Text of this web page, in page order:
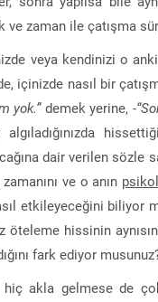
ve zaman ile çatışma
veya kendinizi o
içinizde nasıl bir
yok.”demek yerine, -
algıladığınızda
dair verilen sözle
ve o anın
etkileyeceğini biliyor
hissinin
fark ediyor
akla gelmese de